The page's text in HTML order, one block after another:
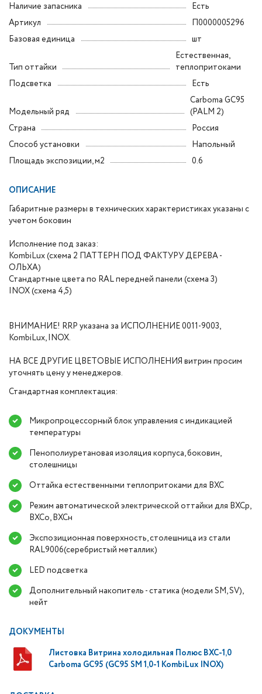
Наличие запасника
Есть
Артикул
П0000005296
Базовая единица
шт
Тип оттайки
Естественная,
теплопритоками
Подсветка
Есть
Модельный ряд
Carboma GC95
(PALM 2)
Страна
Россия
Способ установки
Напольный
Площадь экспозиции, м2
0.6
ОПИСАНИЕ
Габаритные размеры в технических характеристиках указаны с
учетом боковин
Исполнение под заказ:
KombiLux (схема 2 ПАТТЕРН ПОД ФАКТУРУ ДЕРЕВА -
ОЛЬХА)
Стандартные цвета по RAL передней панели (схема 3)
INOX (схема 4,5)
ВНИМАНИЕ! RRP указана за ИСПОЛНЕНИЕ 0011-9003,
KombiLux, INOX.
НА ВСЕ ДРУГИЕ ЦВЕТОВЫЕ ИСПОЛНЕНИЯ витрин просим
уточнять цену у менеджеров.
Стандартная комплектация:
Микропроцессорный блок управления с индикацией
температуры
Пенополиуретановая изоляция корпуса, боковин,
столешницы
Оттайка естественными теплопритоками для ВХС
Режим автоматической электрической оттайки для ВХСр,
ВХСо, ВХСн
Экспозиционная поверхность, столешница из стали
RAL9006(серебристый металлик)
LED подсветка
Дополнительный накопитель - статика (модели SM, SV),
нейт
ДОКУМЕНТЫ
Листовка Витрина холодильная Полюс ВХС-1,0
Carboma GC95 (GC95 SM 1,0-1 KombiLux INOX)